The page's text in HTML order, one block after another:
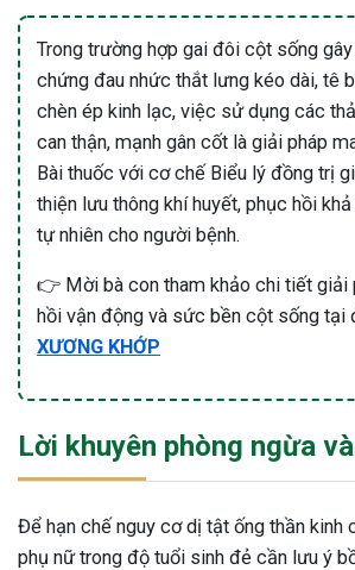
Trong trường hợp gai đôi cột sống
chứng đau nhức thắt lưng kéo dài, tê
chèn ép kinh lạc, việc sử dụng các
can thận, mạnh gân cốt là giải pháp
Bài thuốc với cơ chế Biểu lý đồng trị
thiện lưu thông khí huyết, phục hồi
tự nhiên cho người bệnh.
👉 Mời bà con tham khảo chi tiết giải
hồi vận động và sức bền cột sống tại
XƯƠNG KHỚP
Lời khuyên phòng ngừa
Để hạn chế nguy cơ dị tật ống thần kinh
phụ nữ trong độ tuổi sinh đẻ cần lưu ý